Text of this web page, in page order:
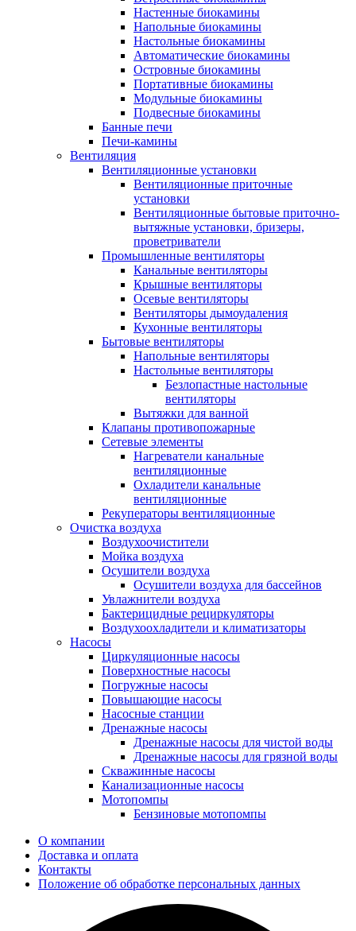
Настенные биокамины
Напольные биокамины
Настольные биокамины
Автоматические биокамины
Островные биокамины
Портативные биокамины
Модульные биокамины
Подвесные биокамины
Банные печи
Печи-камины
Вентиляция
Вентиляционные установки
Вентиляционные приточные
установки
Вентиляционные бытовые приточно-
вытяжные установки, бризеры,
проветриватели
Промышленные вентиляторы
Канальные вентиляторы
Крышные вентиляторы
Осевые вентиляторы
Вентиляторы дымоудаления
Кухонные вентиляторы
Бытовые вентиляторы
Напольные вентиляторы
Настольные вентиляторы
Безлопастные настольные
вентиляторы
Вытяжки для ванной
Клапаны противопожарные
Сетевые элементы
Нагреватели канальные
вентиляционные
Охладители канальные
вентиляционные
Рекуператоры вентиляционные
Очистка воздуха
Воздухоочистители
Мойка воздуха
Осушители воздуха
Осушители воздуха для бассейнов
Увлажнители воздуха
Бактерицидные рециркуляторы
Воздухоохладители и климатизаторы
Насосы
Циркуляционные насосы
Поверхностные насосы
Погружные насосы
Повышающие насосы
Насосные станции
Дренажные насосы
Дренажные насосы для чистой воды
Дренажные насосы для грязной воды
Скважинные насосы
Канализационные насосы
Мотопомпы
Бензиновые мотопомпы
О компании
Доставка и оплата
Контакты
Положение об обработке персональных данных